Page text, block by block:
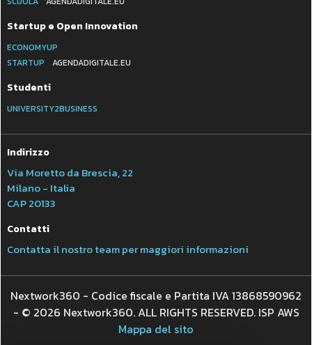
Startup e Open Innovation
ECONOMYUP
STARTUP
AGENDADIGITALE.EU
Studenti
UNIVERSITY2BUSINESS
Indirizzo
Via Moretto da Brescia, 22
Milano - Italia
CAP 20133
Contatti
Contatta il nostro team per maggiori informazioni
Nextwork360 - Codice fiscale e Partita IVA 13868590962
- © 2026 Nextwork360. ALL RIGHTS RESERVED. ISP AWS
Mappa del sito